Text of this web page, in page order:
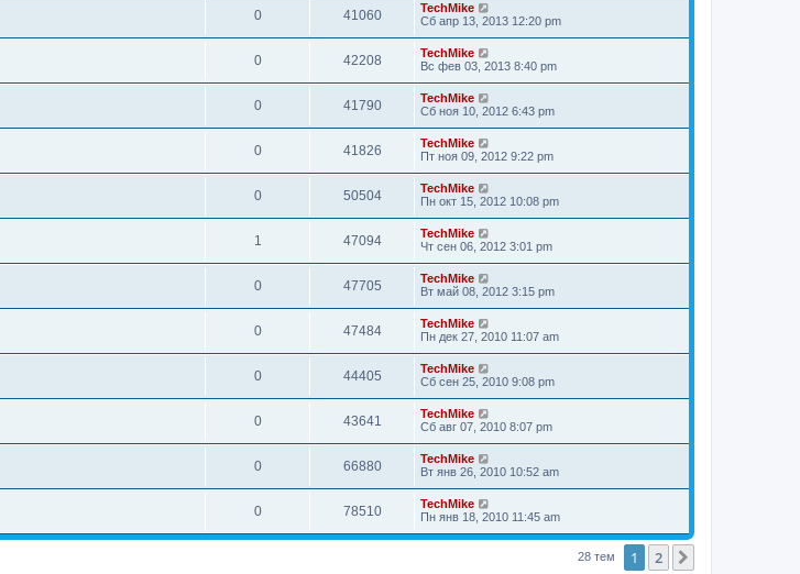
0 41060
TechMike
Сб апр 13, 2013 12:20 pm
0 42208
TechMike
Вс фев 03, 2013 8:40 pm
0 41790
TechMike
Сб ноя 10, 2012 6:43 pm
0 41826
TechMike
Пт ноя 09, 2012 9:22 pm
0 50504
TechMike
Пн окт 15, 2012 10:08 pm
1 47094
TechMike
Чт сен 06, 2012 3:01 pm
0 47705
TechMike
Вт май 08, 2012 3:15 pm
0 47484
TechMike
Пн дек 27, 2010 11:07 am
0 44405
TechMike
Сб сен 25, 2010 9:08 pm
0 43641
TechMike
Сб авг 07, 2010 8:07 pm
0 66880
TechMike
Вт янв 26, 2010 10:52 am
0 78510
TechMike
Пн янв 18, 2010 11:45 am
28 тем 1 2